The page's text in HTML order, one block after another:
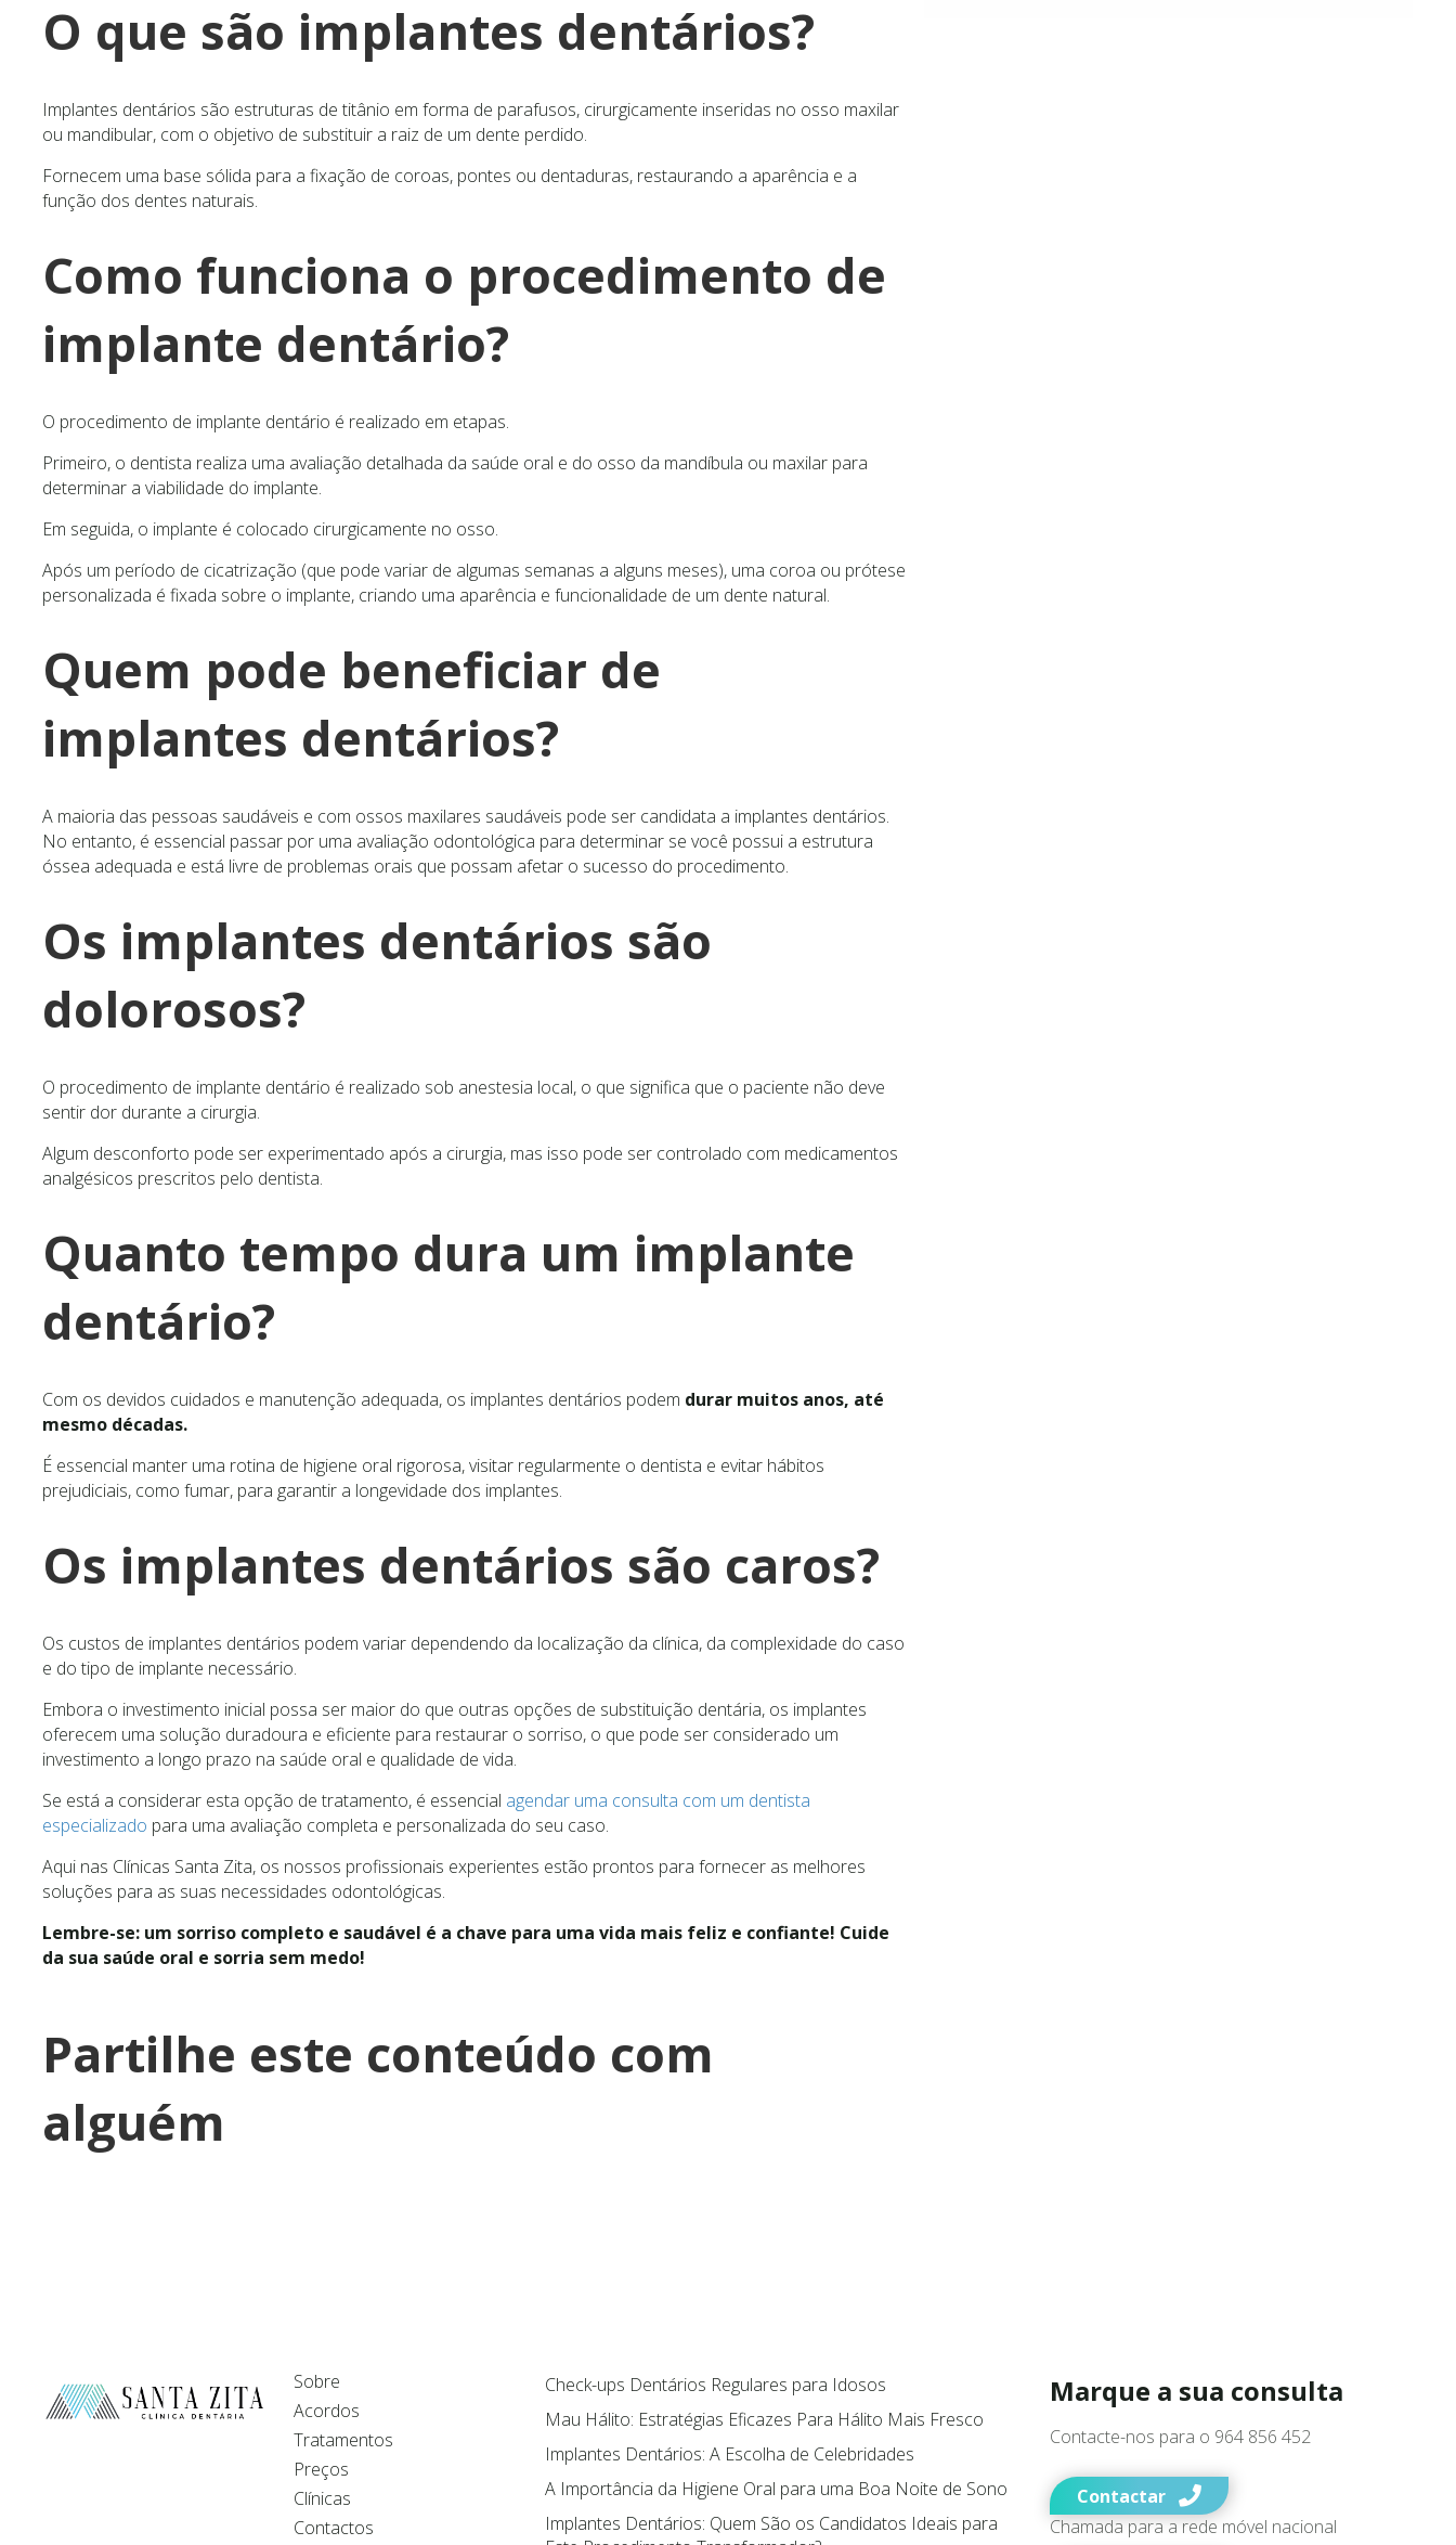
O que são implantes dentários?
Implantes dentários são estruturas de titânio em forma de parafusos, cirurgicamente inseridas no osso maxilar
ou mandibular, com o objetivo de substituir a raiz de um dente perdido.
Fornecem uma base sólida para a fixação de coroas, pontes ou dentaduras, restaurando a aparência e a
função dos dentes naturais.
Como funciona o procedimento de
implante dentário?
O procedimento de implante dentário é realizado em etapas.
Primeiro, o dentista realiza uma avaliação detalhada da saúde oral e do osso da mandíbula ou maxilar para
determinar a viabilidade do implante.
Em seguida, o implante é colocado cirurgicamente no osso.
Após um período de cicatrização (que pode variar de algumas semanas a alguns meses), uma coroa ou prótese
personalizada é fixada sobre o implante, criando uma aparência e funcionalidade de um dente natural.
Quem pode beneficiar de
implantes dentários?
A maioria das pessoas saudáveis e com ossos maxilares saudáveis pode ser candidata a implantes dentários.
No entanto, é essencial passar por uma avaliação odontológica para determinar se você possui a estrutura
óssea adequada e está livre de problemas orais que possam afetar o sucesso do procedimento.
Os implantes dentários são
dolorosos?
O procedimento de implante dentário é realizado sob anestesia local, o que significa que o paciente não deve
sentir dor durante a cirurgia.
Algum desconforto pode ser experimentado após a cirurgia, mas isso pode ser controlado com medicamentos
analgésicos prescritos pelo dentista.
Quanto tempo dura um implante
dentário?
Com os devidos cuidados e manutenção adequada, os implantes dentários podem durar muitos anos, até
mesmo décadas.
É essencial manter uma rotina de higiene oral rigorosa, visitar regularmente o dentista e evitar hábitos
prejudiciais, como fumar, para garantir a longevidade dos implantes.
Os implantes dentários são caros?
Os custos de implantes dentários podem variar dependendo da localização da clínica, da complexidade do caso
e do tipo de implante necessário.
Embora o investimento inicial possa ser maior do que outras opções de substituição dentária, os implantes
oferecem uma solução duradoura e eficiente para restaurar o sorriso, o que pode ser considerado um
investimento a longo prazo na saúde oral e qualidade de vida.
Se está a considerar esta opção de tratamento, é essencial agendar uma consulta com um dentista
especializado para uma avaliação completa e personalizada do seu caso.
Aqui nas Clínicas Santa Zita, os nossos profissionais experientes estão prontos para fornecer as melhores
soluções para as suas necessidades odontológicas.
Lembre-se: um sorriso completo e saudável é a chave para uma vida mais feliz e confiante! Cuide
da sua saúde oral e sorria sem medo!
Partilhe este conteúdo com
alguém
Sobre
Acordos
Tratamentos
Preços
Clínicas
Contactos
Check-ups Dentários Regulares para Idosos
Mau Hálito: Estratégias Eficazes Para Hálito Mais Fresco
Implantes Dentários: A Escolha de Celebridades
A Importância da Higiene Oral para uma Boa Noite de Sono
Implantes Dentários: Quem São os Candidatos Ideais para
Marque a sua consulta
Contacte-nos para o 964 856 452
Contactar
Chamada para a rede móvel nacional